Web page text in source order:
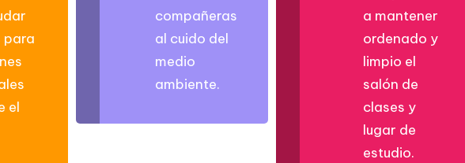
para
el
compañeras
al cuido del
medio
ambiente.
a mantener
ordenado y
limpio el
salón de
clases y
lugar de
estudio.